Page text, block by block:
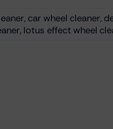
,car wheel cleaner,
, lotus effect wheel